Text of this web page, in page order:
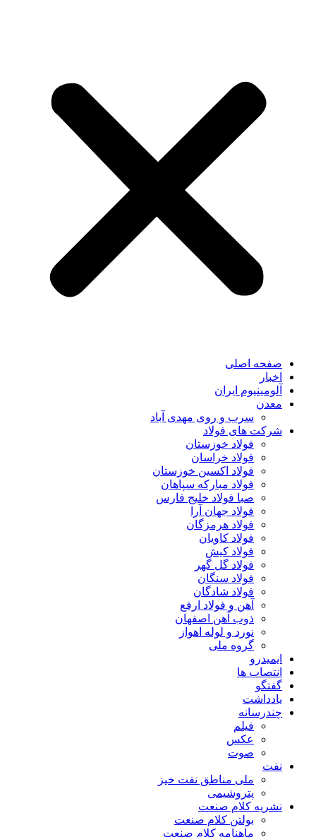
صفحه اصلی
اخبار
آلومینیوم ایران
معدن
سرب و روی مهدی آباد
شرکت های فولاد
فولاد خوزستان
فولاد خراسان
فولاد اکسین خوزستان
فولاد مبارکه سپاهان
صبا فولاد خلیج فارس
فولاد جهان آرا
فولاد هرمزگان
فولاد کاویان
فولاد کیش
فولاد گل گهر
فولاد سنگان
فولاد شادگان
آهن و فولاد ارفع
ذوب آهن اصفهان
نورد و لوله اهواز
گروه ملی
ایمیدرو
انتصاب ها
گفتگو
یادداشت
چندرسانه
فیلم
عکس
صوت
نفت
ملی مناطق نفت خیز
پتروشیمی
نشریه کلام صنعت
بولتن کلام صنعت
ماهنامه کلام صنعت